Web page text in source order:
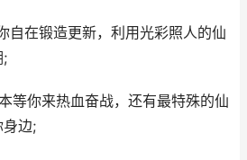
自在锻造更新，利用光彩照人的仙
;
等你来热血奋战，还有最特殊的仙
身边;